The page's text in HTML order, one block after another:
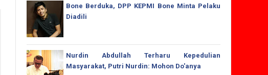
Bone Berduka, DPP KEPMI Bone Minta Pelaku
Diadili
Nurdin Abdullah Terharu Kepedulian
Masyarakat, Putri Nurdin: Mohon Do'anya